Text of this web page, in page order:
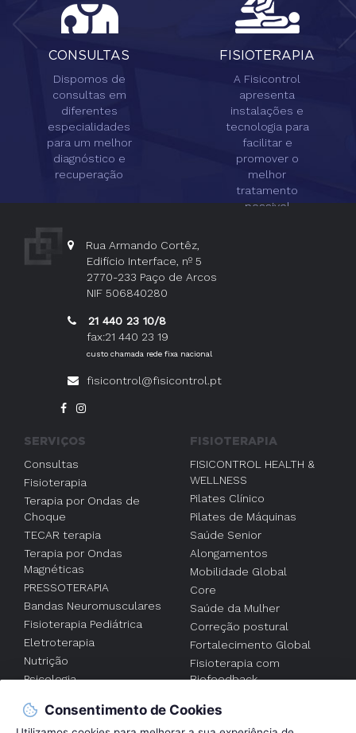
CONSULTAS
Dispomos de
consultas em
diferentes
especialidades
para um melhor
diagnóstico e
recuperação
FISIOTERAPIA
A Fisicontrol
apresenta
instalações e
tecnologia para
facilitar e
promover o
melhor
tratamento
possivel
Rua Armando Cortêz,
Edifício Interface, nº 5
2770-233 Paço de Arcos
NIF 506840280
21 440 23 10/8
fax:21 440 23 19
custo chamada rede fixa nacional
fisicontrol@fisicontrol.pt
SERVIÇOS
Consultas
Fisioterapia
Terapia por Ondas de
Choque
TECAR terapia
Terapia por Ondas
Magnéticas
PRESSOTERAPIA
Bandas Neuromusculares
Fisioterapia Pediátrica
Eletroterapia
Nutrição
Psicologia
FISIOTERAPIA
FISICONTROL HEALTH &
WELLNESS
Pilates Clínico
Pilates de Máquinas
Saúde Senior
Alongamentos
Mobilidade Global
Core
Saúde da Mulher
Correção postural
Fortalecimento Global
Fisioterapia com
Biofeedback
individualizada
Consentimento de Cookies